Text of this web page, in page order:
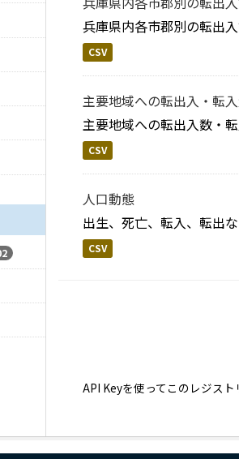
兵庫県内各市郡別の転出
CSV
主要地域への転出入・転
主要地域への転出入数・
CSV
人口動態
出生、死亡、転入、転出
CSV
API Keyを使ってこのレジス